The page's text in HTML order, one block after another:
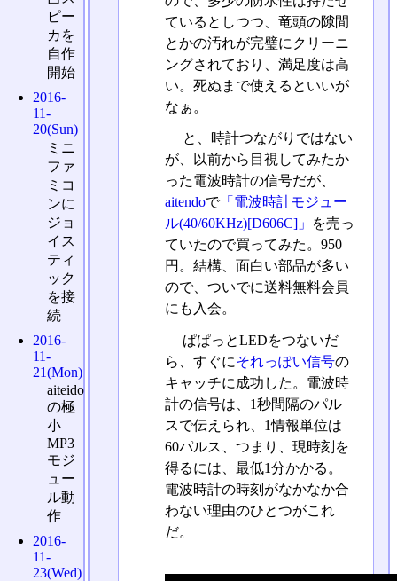
ているとしつつ、竜頭の隙間
とかの汚れが完璧にクリーニ
ングされており、満足度は高
い。死ぬまで使えるといいが
なぁ。
と、時計つながりではない
が、以前から目視してみたか
った電波時計の信号だが、
aitendoで「電波時計モジュー
ル(40/60KHz)[D606C]」
を売っ
ていたので買ってみた。950
円。結構、面白い部品が多い
ので、ついでに送料無料会員
にも入会。
ぱぱっとLEDをつないだ
ら、すぐにそれっぽい信号の
キャッチに成功した。電波時
計の信号は、1秒間隔のパル
スで伝えられ、1情報単位は
60パルス、つまり、現時刻を
得るには、最低1分かかる。
電波時計の時刻がなかなか合
わない理由のひとつがこれ
だ。
ピー
カを
自作
開始
2016-
11-
20(Sun)
ミニ
ファ
ミコ
ンに
ジョ
イス
ティ
ック
を接
続
2016-
11-
21(Mon)
aiteido
の極
小
MP3
モジ
ュー
ル動
作
2016-
11-
23(Wed)